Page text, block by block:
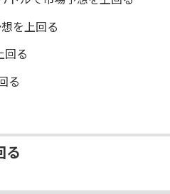
を上回る
回る
る
る